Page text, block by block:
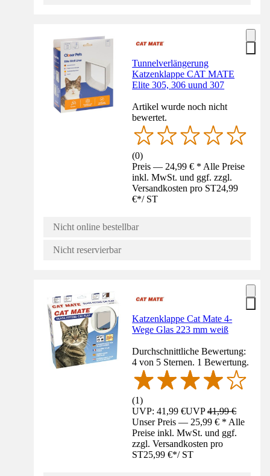
Tunnelverlängerung
Katzenklappe CAT MATE
Elite 305, 306 uund 307
Artikel wurde noch nicht
bewertet.
(0)
Preis — 24,99 € * Alle Preise
inkl. MwSt. und ggf. zzgl.
Versandkosten pro ST24,99
€*/ ST
Nicht online bestellbar
Nicht reservierbar
Katzenklappe Cat Mate 4-
Wege Glas 223 mm weiß
Durchschnittliche Bewertung:
4 von 5 Sternen. 1 Bewertung.
(1)
UVP: 41,99 €UVP41,99 €
Unser Preis — 25,99 € * Alle
Preise inkl. MwSt. und ggf.
zzgl. Versandkosten pro
ST25,99 €*/ ST